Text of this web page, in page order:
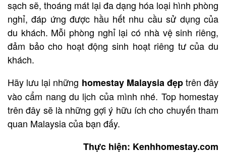
sạch sẽ, thoáng mát lại đa dạng hóa loại hình phòng
nghỉ, đáp ứng được hầu hết nhu cầu sử dụng của
du khách. Mỗi phòng nghỉ lại có nhà vệ sinh riêng,
đảm bảo cho hoạt động sinh hoạt riêng tư của du
khách.
Hãy lưu lại những homestay Malaysia đẹptrên đây
vào cẩm nang du lịch của mình nhé. Top homestay
trên đây sẽ là những gợi ý hữu ích cho chuyến tham
quan Malaysia của bạn đấy.
Thực hiện: Kenhhomestay.com